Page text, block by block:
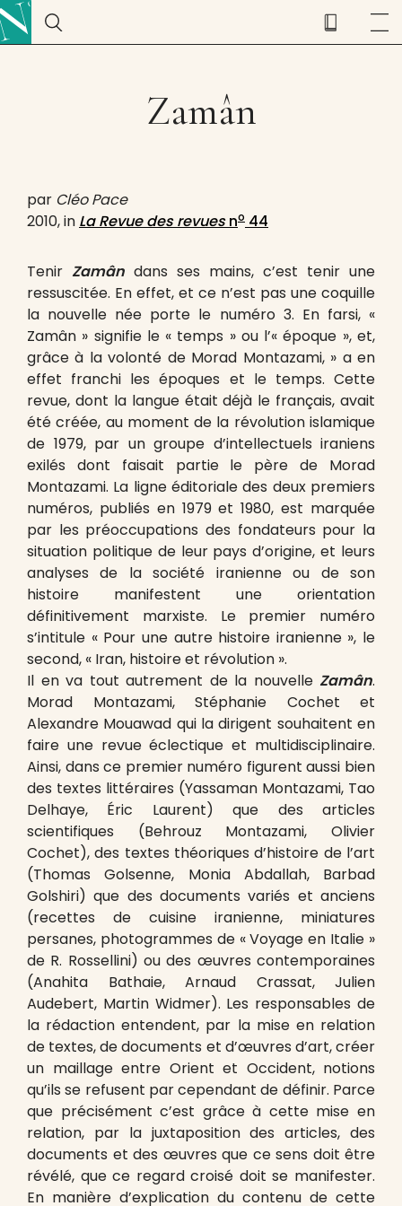
Zamân
par Cléo Pace
2010, in La Revue des revuesno 44
Tenir Zamân dans ses mains, c’est tenir une
ressuscitée. En effet, et ce n’est pas une coquille
la nouvelle née porte le numéro 3. En farsi, «
Zamân » signifie le « temps » ou l’« époque », et,
grâce à la volonté de Morad Montazami, » a en
effet franchi les époques et le temps. Cette
revue, dont la langue était déjà le français, avait
été créée, au moment de la révolution islamique
de 1979, par un groupe d’intellectuels iraniens
exilés dont faisait partie le père de Morad
Montazami. La ligne éditoriale des deux premiers
numéros, publiés en 1979 et 1980, est marquée
par les préoccupations des fondateurs pour la
situation politique de leur pays d’origine, et leurs
analyses de la société iranienne ou de son
histoire manifestent une orientation
définitivement marxiste. Le premier numéro
s’intitule « Pour une autre histoire iranienne », le
second, « Iran, histoire et révolution ».
Il en va tout autrement de la nouvelle Zamân.
Morad Montazami, Stéphanie Cochet et
Alexandre Mouawad qui la dirigent souhaitent en
faire une revue éclectique et multidisciplinaire.
Ainsi, dans ce premier numéro figurent aussi bien
des textes littéraires (Yassaman Montazami, Tao
Delhaye, Éric Laurent) que des articles
scientifiques (Behrouz Montazami, Olivier
Cochet), des textes théoriques d’histoire de l’art
(Thomas Golsenne, Monia Abdallah, Barbad
Golshiri) que des documents variés et anciens
(recettes de cuisine iranienne, miniatures
persanes, photogrammes de « Voyage en Italie »
de R. Rossellini) ou des œuvres contemporaines
(Anahita Bathaie, Arnaud Crassat, Julien
Audebert, Martin Widmer). Les responsables de
la rédaction entendent, par la mise en relation
de textes, de documents et d’œuvres d’art, créer
un maillage entre Orient et Occident, notions
qu’ils se refusent par cependant de définir. Parce
que précisément c’est grâce à cette mise en
relation, par la juxtaposition des articles, des
documents et des œuvres que ce sens doit être
révélé, que ce regard croisé doit se manifester.
En manière d’explication du contenu de cette